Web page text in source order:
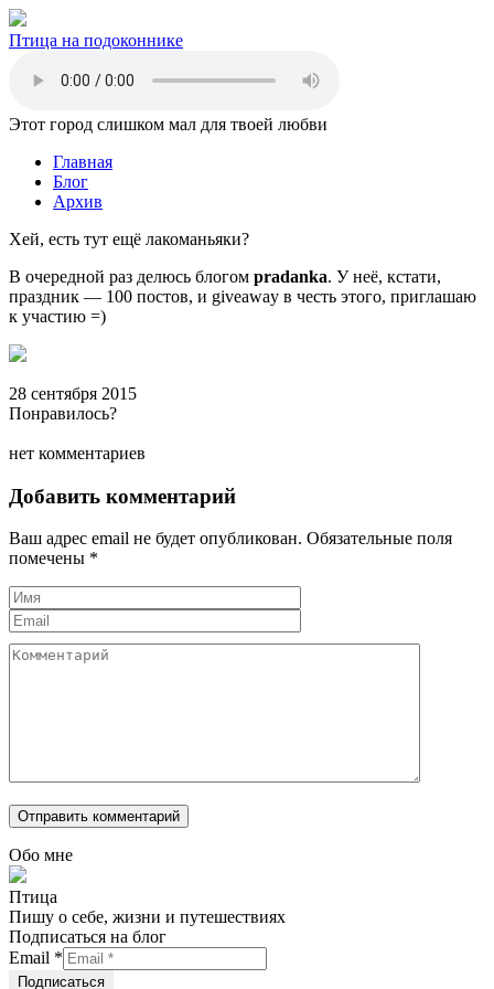
Птица на подоконнике
Этот город слишком мал для твоей любви
Главная
Блог
Архив
Хей, есть тут ещё лакоманьяки?
В очередной раз делюсь блогом pradanka. У неё, кстати,
праздник — 100 постов, и giveaway в честь этого, приглашаю
к участию =)
28 сентября 2015
Понравилось?
нет комментариев
Добавить комментарий
Ваш адрес email не будет опубликован. Обязательные поля
помечены *
Обо мне
Птица
Пишу о себе, жизни и путешествиях
Подписаться на блог
Email *